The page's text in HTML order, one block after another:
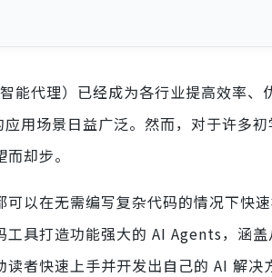
智能代理）已经成为各行业提高效率
用场景日益广泛。然而，对于许多
却步。
以在无需编写复杂代码的情况下快
具打造功能强大的 AI Agents，涵
者快速上手并开发出自己的 AI 解决